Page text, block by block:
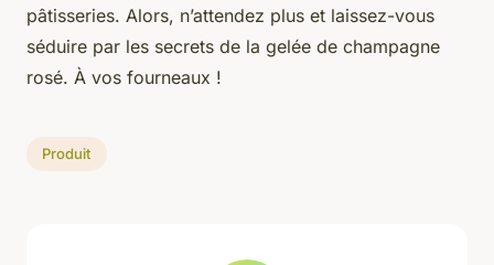
pâtisseries. Alors, n’attendez plus et laissez-vous
séduire par les secrets de la gelée de champagne
rosé. À vos fourneaux !
Produit